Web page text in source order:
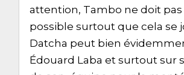
attention, Tambo ne doit
possible surtout que cela se
Datcha peut bien
Édouard Laba et surtout sur